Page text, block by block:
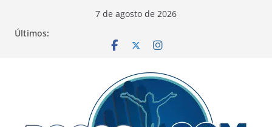
7 de agosto de 2026
Últimos: